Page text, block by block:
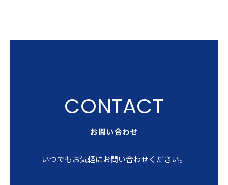
お問い合わせ
いつでもお気軽にお問い合わせください。